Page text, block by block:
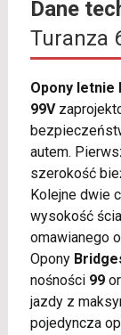
Dane
Turanza
Opony letnie
99V
autem.
szerokość
Kolejne dwie
wysokość
omawianego
Opony
nośności 99
jazdy z
pojedyncza